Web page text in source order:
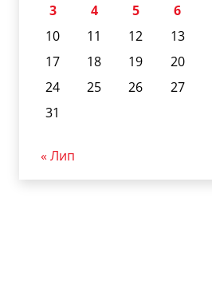
3
4 5 6
10
11 12 13
17
18 19 20
24
25 26 27
31
« Лип